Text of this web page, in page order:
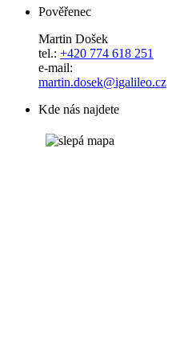
Pověřenec
Martin Došek
tel.: +420 774 618 251
e-mail:
​​​​​​​martin.dosek@igalileo.cz
Kde nás najdete